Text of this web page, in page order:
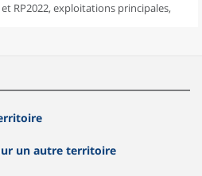
et RP2022, exploitations principales,
un autre territoire